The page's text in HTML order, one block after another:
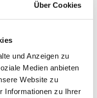
Über Cookies
und Anzeigen zu
Medien anbieten
Website zu
Informationen zu Ihrer